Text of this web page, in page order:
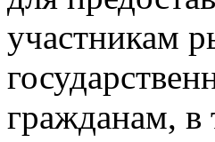
участникам
гражданам, в